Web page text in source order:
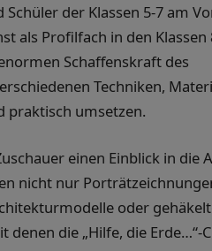
der Klassen 5-7 am
als Profilfach in den Klassen
Schaffenskraft des
Techniken,
praktisch umsetzen.
einen Einblick in die
nicht nur
oder
die „Hilfe, die Erde…“-